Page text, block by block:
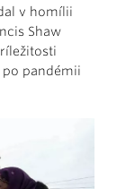
v homílii
Shaw
pandémii